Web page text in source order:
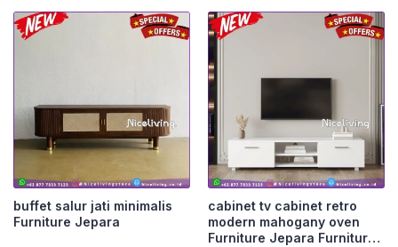
buffet salur jati minimalis
Furniture Jepara
cabinet tv cabinet retro
modern mahogany oven
Furniture Jepara Furniture